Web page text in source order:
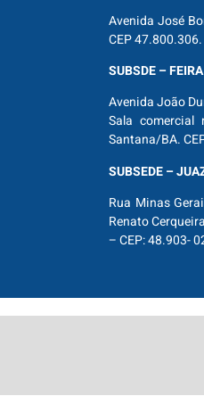
Avenida José
CEP 47.800.306.
SUBSDE –
Avenida João
Sala
Santana/BA.
SUBSEDE –
Rua Minas
Renato
– CEP: 48.903-